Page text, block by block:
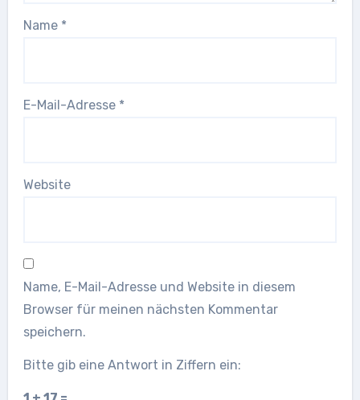
Name *
E-Mail-Adresse *
Website
Name, E-Mail-Adresse und Website in diesem
Browser für meinen nächsten Kommentar
speichern.
Bitte gib eine Antwort in Ziffern ein: